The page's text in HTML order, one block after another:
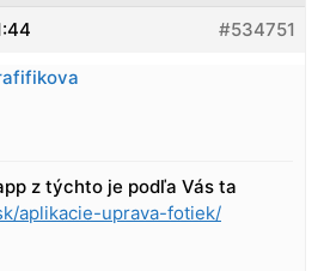
#534751
z týchto je podľa Vás ta
aplikacie-uprava-fotiek/